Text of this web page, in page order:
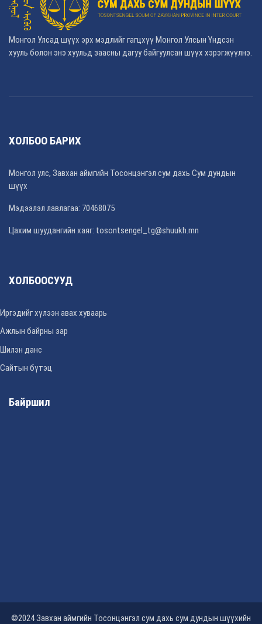
Монгол Улсад шүүх эрх мэдлийг гагцхүү Монгол Улсын Үндсэн
хууль болон энэ хуульд заасны дагуу байгуулсан шүүх хэрэгжүүлнэ.
ХОЛБОО БАРИХ
Монгол улс, Завхан аймгийн Тосонцэнгэл сум дахь Сум дундын
шүүх
Мэдээлэл лавлагаа: 70468075
Цахим шуудангийн хаяг: tosontsengel_tg@shuukh.mn
ХОЛБООСУУД
Иргэдийг хүлээн авах хуваарь
Ажлын байрны зар
Шилэн данс
Сайтын бүтэц
Байршил
©2024 Завхан аймгийн Тосонцэнгэл сум дахь сум дундын шүүхийн